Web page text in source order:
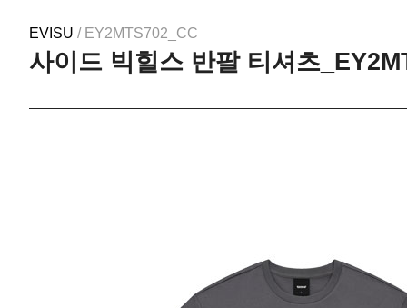
EVISU / EY2MTS702_CC
사이드 빅힐스 반팔 티셔츠